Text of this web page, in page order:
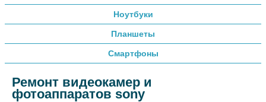
Ноутбуки
Планшеты
Смартфоны
Ремонт видеокамер и
фотоаппаратов sony